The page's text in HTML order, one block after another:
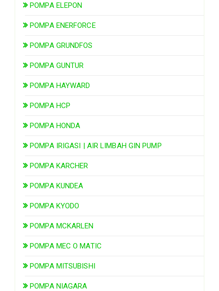
POMPA ELEPON
POMPA ENERFORCE
POMPA GRUNDFOS
POMPA GUNTUR
POMPA HAYWARD
POMPA HCP
POMPA HONDA
POMPA IRIGASI | AIR LIMBAH GIN PUMP
POMPA KARCHER
POMPA KUNDEA
POMPA KYODO
POMPA MCKARLEN
POMPA MEC O MATIC
POMPA MITSUBISHI
POMPA NIAGARA